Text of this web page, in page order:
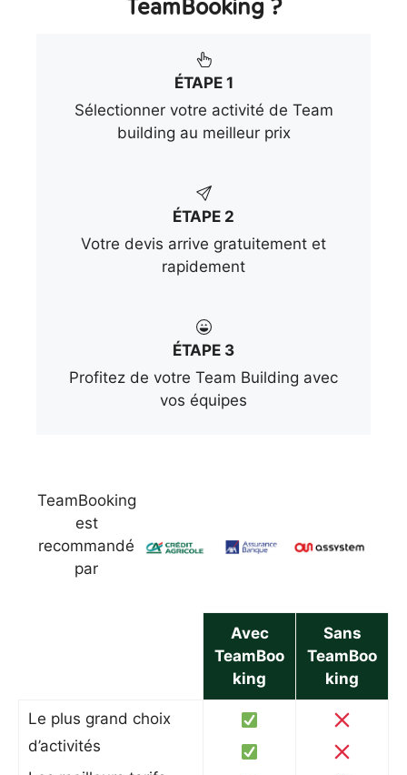
ÉTAPE 1
Sélectionner votre activité de Team
building au meilleur prix
ÉTAPE 2
Votre devis arrive gratuitement et
rapidement
ÉTAPE 3
Profitez de votre Team Building avec
vos équipes
TeamBooking
est
recommandé
par
Avec
TeamBoo
king
Sans
TeamBoo
king
Le plus grand choix
d’activités